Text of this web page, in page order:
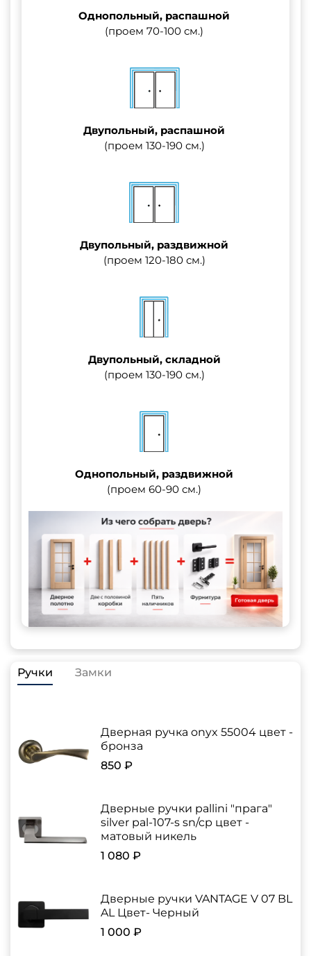
Однопольный, распашной
(проем 70-100 см.)
Двупольный, распашной
(проем 130-190 см.)
Двупольный, раздвижной
(проем 120-180 см.)
Двупольный, складной
(проем 130-190 см.)
Однопольный, раздвижной
(проем 60-90 см.)
Ручки Замки
Дверная ручка onyx 55004 цвет -
бронза
850 ₽
Дверные ручки pallini "прага"
silver pal-107-s sn/cp цвет -
матовый никель
1 080 ₽
Дверные ручки VANTAGE V 07 BL
AL Цвет- Черный
1 000 ₽